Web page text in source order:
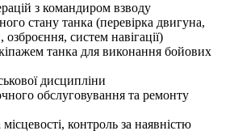
з командиром взводу
стану танка (перевірка двигуна,
озброєння, систем навігації)
танка для виконання бойових
дисципліни
обслуговування та ремонту
контроль за наявністю